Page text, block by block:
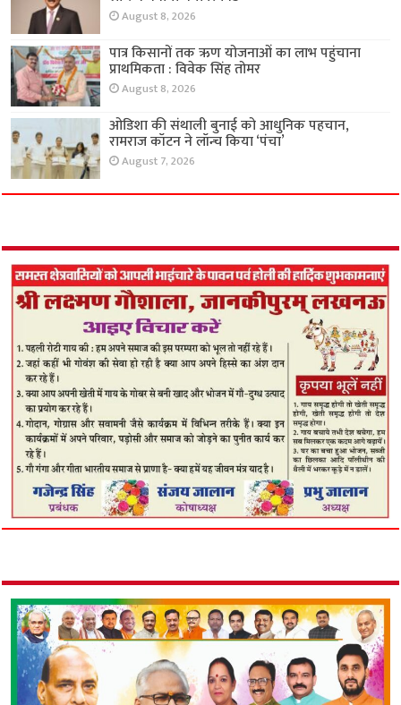
August 8, 2026
पात्र किसानों तक ऋण योजनाओं का लाभ पहुंचाना
प्राथमिकता : विवेक सिंह तोमर
August 8, 2026
ओडिशा की संथाली बुनाई को आधुनिक पहचान,
रामराज कॉटन ने लॉन्च किया ‘पंचा’
August 7, 2026